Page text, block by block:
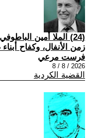
(24) الملا أمين
زمن الأنفال، وكفاح أبناء
فرست مرعي
2026 / 8 / 8
القضية الكردية